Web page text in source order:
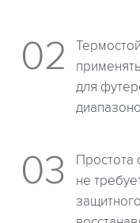
для
Простота
не